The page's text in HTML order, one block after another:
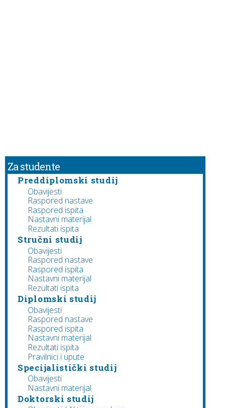
Za studente
Preddiplomski studij
Obavijesti
Raspored nastave
Raspored ispita
Nastavni materijal
Rezultati ispita
Stručni studij
Obavijesti
Raspored nastave
Raspored ispita
Nastavni materijal
Rezultati ispita
Diplomski studij
Obavijesti
Raspored nastave
Raspored ispita
Nastavni materijal
Rezultati ispita
Pravilnici i upute
Specijalistički studij
Obavijesti
Nastavni materijal
Doktorski studij